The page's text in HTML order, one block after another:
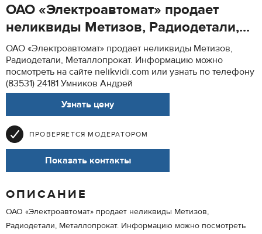
ОАО «Электроавтомат» продает
неликвиды Метизов, Радиодетали,...
ОАО «Электроавтомат» продает неликвиды Метизов,
Радиодетали, Металлопрокат. Информацию можно
посмотреть на сайте nelikvidi.com или узнать по телефону
(83531) 24181 Умников Андрей
Узнать цену
ПРОВЕРЯЕТСЯ МОДЕРАТОРОМ
Показать контакты
ОПИСАНИЕ
ОАО «Электроавтомат» продает неликвиды Метизов,
Радиодетали, Металлопрокат. Информацию можно посмотреть